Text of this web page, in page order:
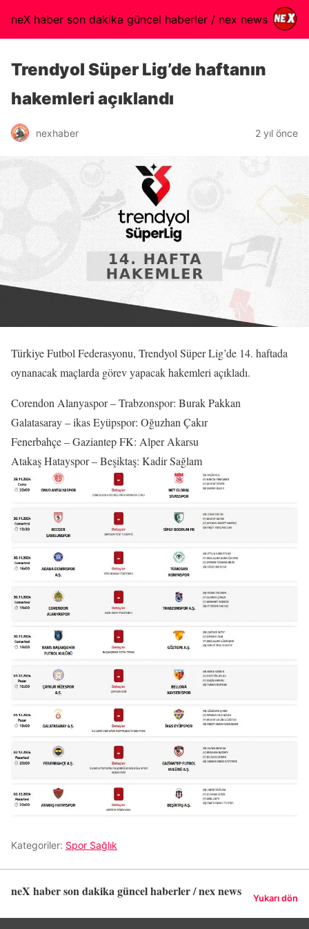
neX haber son dakika güncel haberler / nex news
Trendyol Süper Lig’de haftanın
hakemleri açıklandı
nexhaber 2 yıl önce
Türkiye Futbol Federasyonu, Trendyol Süper Lig’de 14. haftada
oynanacak maçlarda görev yapacak hakemleri açıkladı.
Corendon Alanyaspor – Trabzonspor: Burak Pakkan
Galatasaray – ikas Eyüpspor: Oğuzhan Çakır
Fenerbahçe – Gaziantep FK: Alper Akarsu
Atakaş Hatayspor – Beşiktaş: Kadir Sağlam
Kategoriler: Spor Sağlık
neX haber son dakika güncel haberler / nex news Yukarı dön